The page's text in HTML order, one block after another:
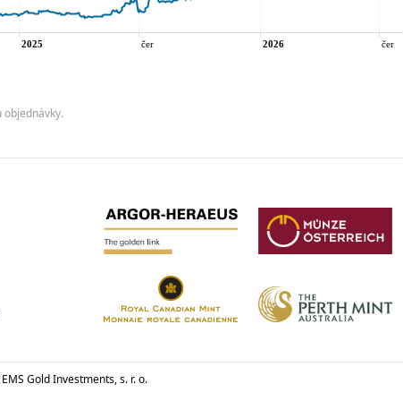
Gold Investments, s. r. o.